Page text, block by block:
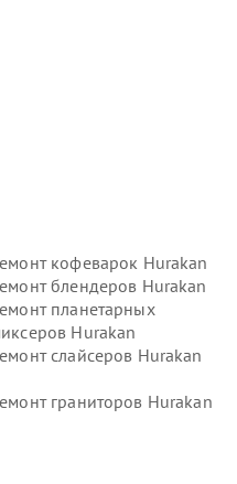
кофеварок Hurakan
блендеров Hurakan
планетарных
Hurakan
слайсеров Hurakan
граниторов Hurakan